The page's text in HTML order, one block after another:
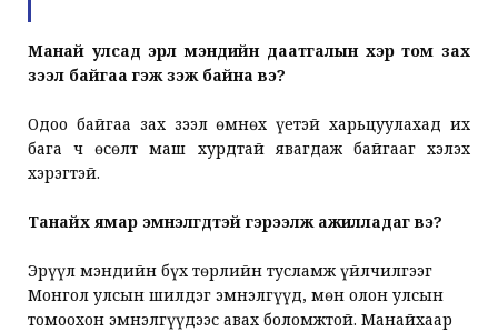
Манай улсад эрүүл мэндийн даатгалын хэр том зах
зээл байгаа гэж үзэж байна вэ?
Одоо байгаа зах зээл өмнөх үетэй харьцуулахад их
бага ч өсөлт маш хурдтай явагдаж байгааг хэлэх
хэрэгтэй.
Танайх ямар эмнэлгүүдтэй гэрээлж ажилладаг вэ?
Эрүүл мэндийн бүх төрлийн тусламж үйлчилгээг
Монгол улсын шилдэг эмнэлгүүд, мөн олон улсын
томоохон эмнэлгүүдээс авах боломжтой. Манайхаар